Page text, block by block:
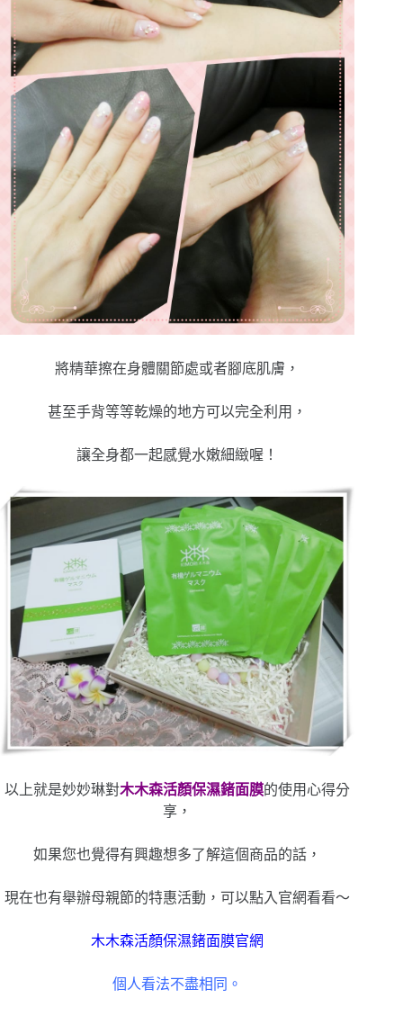
將精華擦在身體關節處或者腳底肌膚，
甚至手背等等乾燥的地方可以完全利用，
讓全身都一起感覺水嫩細緻喔！
以上就是妙妙琳對木木森活顏保濕鍺面膜的使用心得分
享，
如果您也覺得有興趣想多了解這個商品的話，
現在也有舉辦母親節的特惠活動，可以點入官網看看～
木木森活顏保濕鍺面膜官網
個人看法不盡相同。